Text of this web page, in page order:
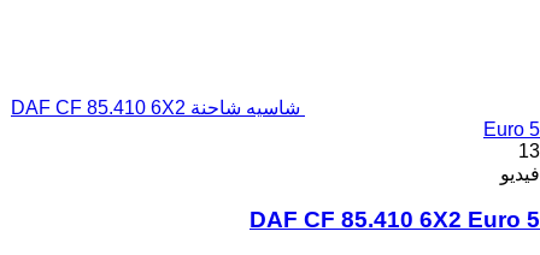
شاسيه شاحنة DAF CF 85.410 6X2
Euro 5
13
فيديو
DAF CF 85.410 6X2 Euro 5